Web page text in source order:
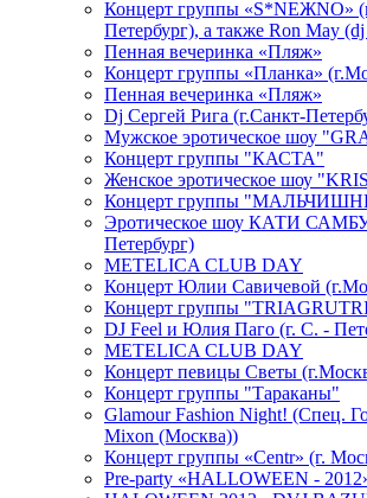
Концерт группы «S*NEЖNO»
Петербург), а также Ron May (dj
Пенная вечеринка «Пляж»
Концерт группы «Планка»
Пенная вечеринка «Пляж»
Dj Сергей Рига (г.Санкт-
Мужское эротическое шоу
Концерт группы "КАСТА"
Женское эротическое шоу
Концерт группы
Эротическое шоу КАТИ
Петербург)
METELICA CLUB DAY
Концерт Юлии Савичевой
Концерт группы
DJ Feel и Юлия Паго (г. С. -
METELICA CLUB DAY
Концерт певицы Светы
Концерт группы "Тараканы"
Glamour Fashion Night! (Спец.
Mixon (Москва))
Концерт группы «Centr» (г.
Pre-party «HALLOWEEN -